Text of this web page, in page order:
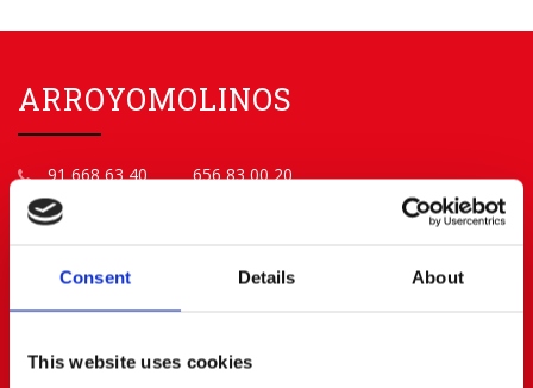
Consent Details About
This website uses cookies
ARROYOMOLINOS
91 668 63 40
656 83 00 20
info@cerratoalquiler.es
Calle Fresadores Nº 62
28939 ARROYOMOLINOS (Madrid)